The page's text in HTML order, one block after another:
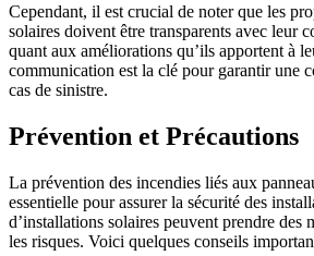
Cependant, il est crucial de noter que les
solaires doivent être transparents avec leur
quant aux améliorations qu’ils apportent à
communication est la clé pour garantir une
cas de sinistre.
Prévention et Précautions
La prévention des incendies liés aux
essentielle pour assurer la sécurité des
d’installations solaires peuvent prendre des
les risques. Voici quelques conseils